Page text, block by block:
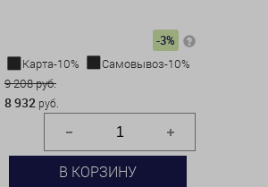
-3%
Карта-10%
Самовывоз-10%
9 208 руб.
8 932 руб.
В КОРЗИНУ